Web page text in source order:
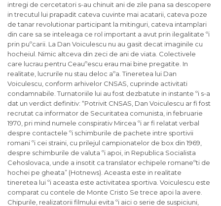
intregi de cercetatori s-au chinuit ani de zile pana sa descopere
in trecutul lui prapadit cateva cuvinte mai acatarii, cateva poze
de tanar revolutionar participant la mitinguri, cateva intamplari
din care sa se inteleaga ce rol important a avut prin ilegalitate ºi
prin puºcarii. La Dan Voiculescu nu au gasit decat imaginile cu
hocheiul. Nimic altceva din zeci de ani de viata. Colectivele
care lucrau pentru Ceauºescu erau mai bine pregatite. In
realitate, lucrurile nu stau deloc aºa. Tineretea lui Dan
Voiculescu, conform arhivelor CNSAS, cuprinde activitati
condamnabile. Turnatoriile lui au fost dezbatute in instante ºi s-a
dat un verdict definitiv: “Potrivit CNSAS, Dan Voiculescu ar fi fost
recrutat ca informator de Securitatea comunista, in februarie
1970, pri mind numele conspirativ Mircea ºi ar fi relatat verbal
despre contactele ºi schimburile de pachete intre sportivii
romani ºi cei straini, cu prilejul campionatelor de box din 1969,
despre schimburile de valuta ºi apoi, in Republica Socialista
Cehoslovaca, unde a insotit ca translator echipele romaneºti de
hochei pe gheata” (Hotnews). Aceasta este in realitate
tineretea lui ºi aceasta este activitatea sportiva. Voiculescu este
comparat cu contele de Monte Cristo Se trece apoi la avere.
Chipurile, realizatorii filmului evita ºi aici o serie de suspiciuni,